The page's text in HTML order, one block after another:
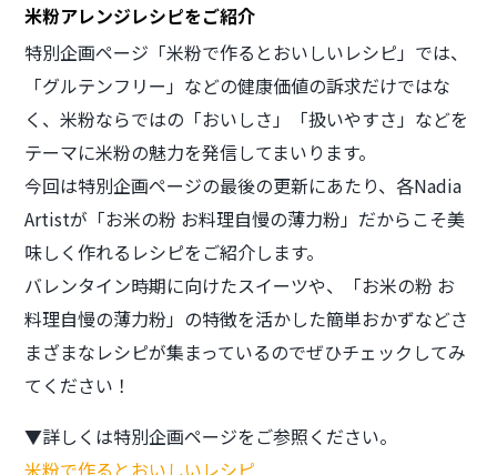
米粉アレンジレシピをご紹介
特別企画ページ「米粉で作るとおいしいレシピ」では、
「グルテンフリー」などの健康価値の訴求だけではな
く、米粉ならではの「おいしさ」「扱いやすさ」などを
テーマに米粉の魅力を発信してまいります。
今回は特別企画ページの最後の更新にあたり、各Nadia
Artistが「お米の粉 お料理自慢の薄力粉」だからこそ美
味しく作れるレシピをご紹介します。
バレンタイン時期に向けたスイーツや、「お米の粉 お
料理自慢の薄力粉」の特徴を活かした簡単おかずなどさ
まざまなレシピが集まっているのでぜひチェックしてみ
てください！
▼詳しくは特別企画ページをご参照ください。
米粉で作るとおいしいレシピ